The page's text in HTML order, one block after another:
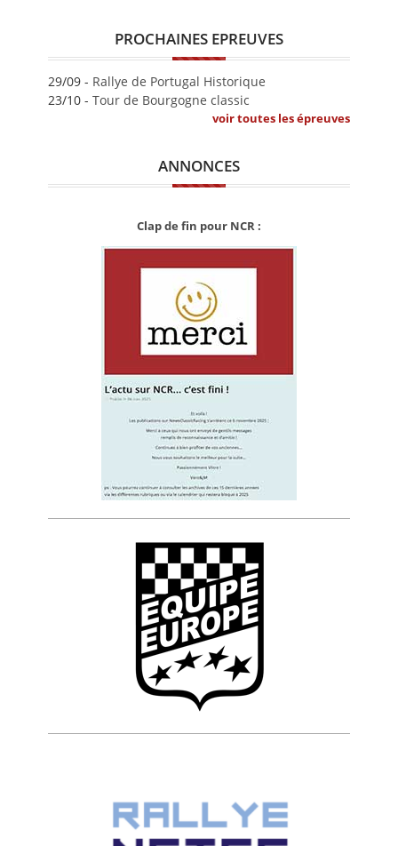
PROCHAINES EPREUVES
29/09 - Rallye de Portugal Historique
23/10 - Tour de Bourgogne classic
voir toutes les épreuves
ANNONCES
Clap de fin pour NCR :